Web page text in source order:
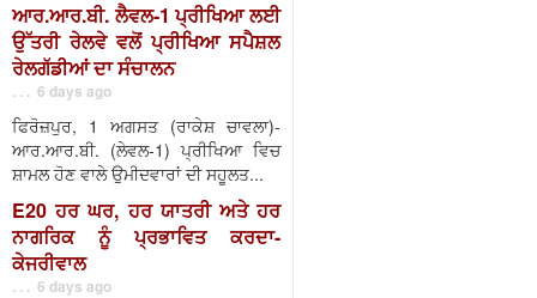
ਆਰ.ਆਰ.ਬੀ. ਲੈਵਲ-1 ਪ੍ਰੀਖਿਆ ਲਈ
ਉੱਤਰੀ ਰੇਲਵੇ ਵਲੋਂ ਪ੍ਰੀਖਿਆ ਸਪੈਸ਼ਲ
ਰੇਲਗੱਡੀਆਂ ਦਾ ਸੰਚਾਲਨ
. . . 6 days ago
ਫਿਰੋਜ਼ਪੁਰ, 1 ਅਗਸਤ (ਰਾਕੇਸ਼ ਚਾਵਲਾ)-
ਆਰ.ਆਰ.ਬੀ. (ਲੇਵਲ-1) ਪ੍ਰੀਖਿਆ ਵਿਚ
ਸ਼ਾਮਲ ਹੋਣ ਵਾਲੇ ਉਮੀਦਵਾਰਾਂ ਦੀ ਸਹੂਲਤ...
E20 ਹਰ ਘਰ, ਹਰ ਯਾਤਰੀ ਅਤੇ ਹਰ
ਨਾਗਰਿਕ ਨੂੰ ਪ੍ਰਭਾਵਿਤ ਕਰਦਾ-
ਕੇਜਰੀਵਾਲ
. . . 6 days ago